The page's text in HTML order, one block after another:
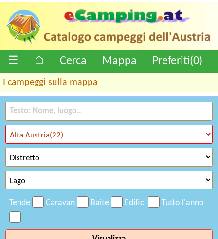
☰ ⌂ Cerca Mappa Preferiti(0)
I campeggi sulla mappa
Tende Caravan Baite Edifici Tutto l'anno